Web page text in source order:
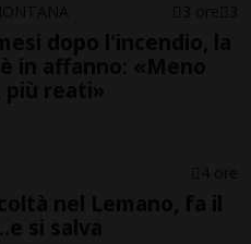
3 ore 3
dopo l'incendio, la
in affanno: «Meno
più reati»
4 ore
nel Lemano, fa il
si salva